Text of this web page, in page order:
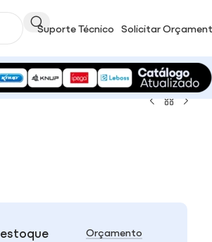
Suporte Técnico Solicitar
Orçamento